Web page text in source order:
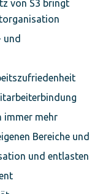
von S3 bringt
und
immer mehr
Bereiche und
und entlasten